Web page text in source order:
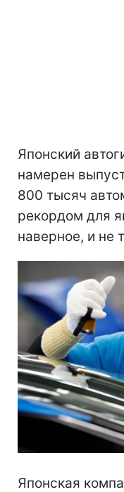
Японский
намерен
800 тысяч
рекордом для
наверное, и не
Японская